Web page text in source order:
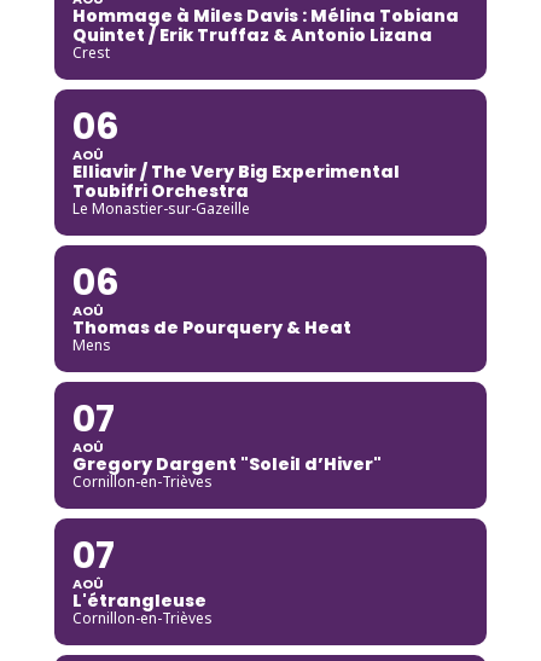
Hommage à Miles Davis : Mélina Tobiana
Quintet / Erik Truffaz & Antonio Lizana
Crest
06
AOÛ
Elliavir / The Very Big Experimental
Toubifri Orchestra
Le Monastier-sur-Gazeille
06
AOÛ
Thomas de Pourquery & Heat
Mens
07
AOÛ
Gregory Dargent "Soleil d’Hiver"
Cornillon-en-Trièves
07
AOÛ
L'étrangleuse
Cornillon-en-Trièves